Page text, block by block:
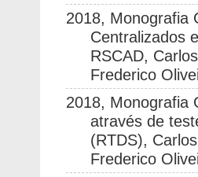
2018, Monografia
Centralizados
RSCAD,
Frederico
2018, Monografia
através de
(RTDS),
Frederico